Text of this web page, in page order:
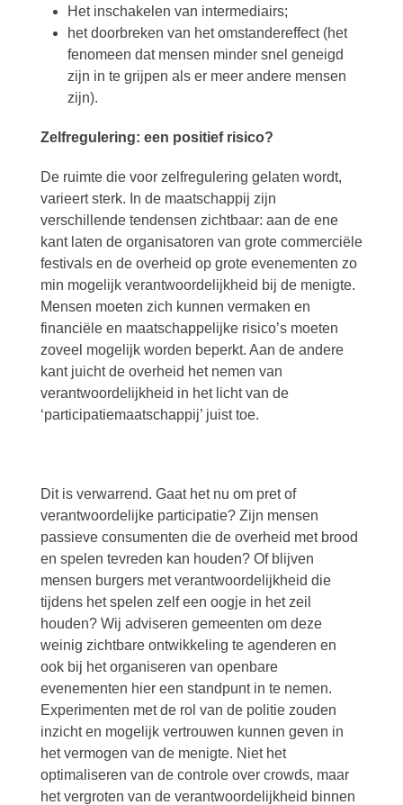
Het inschakelen van intermediairs;
het doorbreken van het omstandereffect (het
fenomeen dat mensen minder snel geneigd
zijn in te grijpen als er meer andere mensen
zijn).
Zelfregulering: een positief risico?
De ruimte die voor zelfregulering gelaten wordt,
varieert sterk. In de maatschappij zijn
verschillende tendensen zichtbaar: aan de ene
kant laten de organisatoren van grote commerciële
festivals en de overheid op grote evenementen zo
min mogelijk verantwoordelijkheid bij de menigte.
Mensen moeten zich kunnen vermaken en
financiële en maatschappelijke risico’s moeten
zoveel mogelijk worden beperkt. Aan de andere
kant juicht de overheid het nemen van
verantwoordelijkheid in het licht van de
‘participatiemaatschappij’ juist toe.
Dit is verwarrend. Gaat het nu om pret of
verantwoordelijke participatie? Zijn mensen
passieve consumenten die de overheid met brood
en spelen tevreden kan houden? Of blijven
mensen burgers met verantwoordelijkheid die
tijdens het spelen zelf een oogje in het zeil
houden? Wij adviseren gemeenten om deze
weinig zichtbare ontwikkeling te agenderen en
ook bij het organiseren van openbare
evenementen hier een standpunt in te nemen.
Experimenten met de rol van de politie zouden
inzicht en mogelijk vertrouwen kunnen geven in
het vermogen van de menigte. Niet het
optimaliseren van de controle over crowds, maar
het vergroten van de verantwoordelijkheid binnen